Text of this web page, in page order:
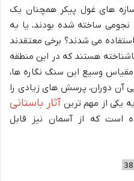
های غول پیکر همچنان یک
ساخته شده بودند، یا به
می شدند؟ برخی معتقدند
هستند که در این منطقه
وسیع این سنگ نگاره ها،
آن دوران، پرسش های زیادی را
یکی از مهم ترینآثار باستانی
است که از آسمان نیز قابل